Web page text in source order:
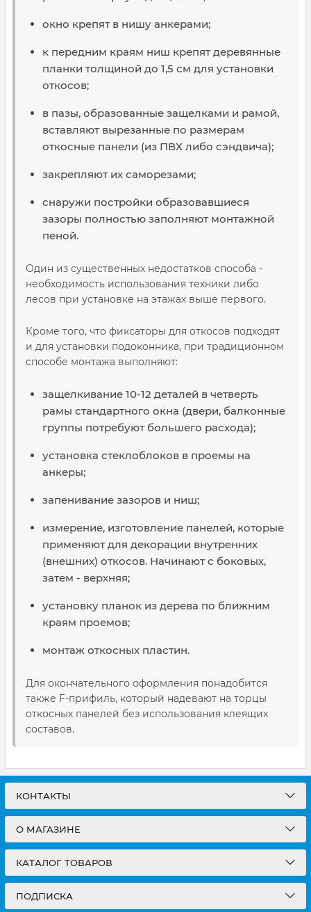
окно крепят в нишу анкерами;
к передним краям ниш крепят деревянные
планки толщиной до 1,5 см для установки
откосов;
в пазы, образованные защелками и рамой,
вставляют вырезанные по размерам
откосные панели (из ПВХ либо сэндвича);
закрепляют их саморезами;
снаружи постройки образовавшиеся
зазоры полностью заполняют монтажной
пеной.
Один из существенных недостатков способа -
необходимость использования техники либо
лесов при установке на этажах выше первого.
Кроме того, что фиксаторы для откосов подходят
и для установки подоконника, при традиционном
способе монтажа выполняют:
защелкивание 10-12 деталей в четверть
рамы стандартного окна (двери, балконные
группы потребуют большего расхода);
установка стеклоблоков в проемы на
анкеры;
запенивание зазоров и ниш;
измерение, изготовление панелей, которые
применяют для декорации внутренних
(внешних) откосов. Начинают с боковых,
затем - верхняя;
установку планок из дерева по ближним
краям проемов;
монтаж откосных пластин.
Для окончательного оформления понадобится
также F-прифиль, который надевают на торцы
откосных панелей без использования клеящих
составов.
КОНТАКТЫ
О МАГАЗИНЕ
КАТАЛОГ ТОВАРОВ
ПОДПИСКА